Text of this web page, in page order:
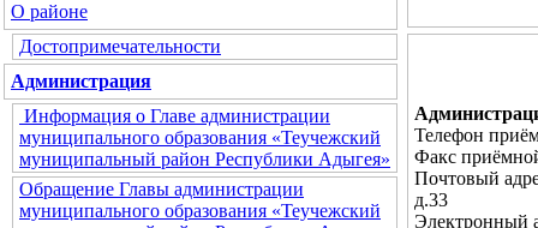
О районе
Достопримечательности
Администрация
Информация о Главе администрации
муниципального образования «Теучежский
муниципальный район Республики Адыгея»
Обращение Главы администрации
муниципального образования «Теучежский
Телефон
Факс
Почтовый
д.33
Электронный